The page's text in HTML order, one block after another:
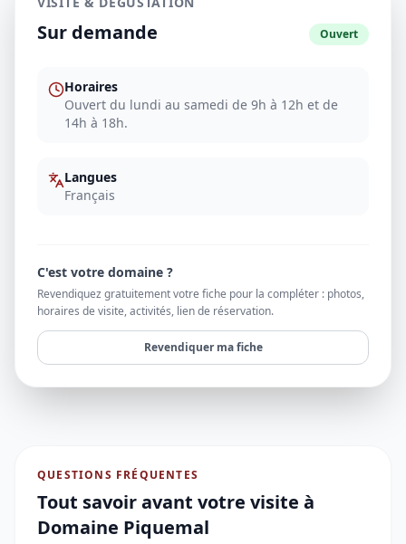
Sur demande Ouvert
Horaires
Ouvert du lundi au samedi de 9h à 12h et de
14h à 18h.
Langues
Français
C'est votre domaine ?
Revendiquez gratuitement votre fiche pour la compléter : photos,
horaires de visite, activités, lien de réservation.
Revendiquer ma fiche
QUESTIONS FRÉQUENTES
Tout savoir avant votre visite à
Domaine Piquemal